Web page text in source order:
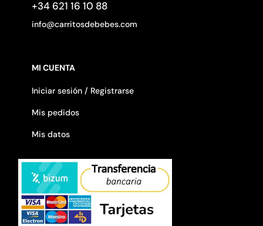
+34 621 16 10 88
info@carritosdebebes.com
MI CUENTA
Iniciar sesión / Registrarse
Mis pedidos
Mis datos